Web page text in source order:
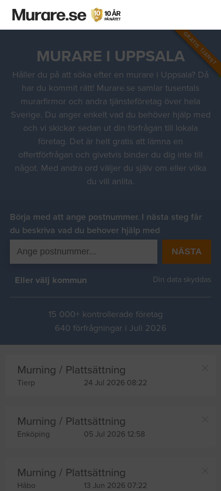
GRATIS TJÄNST
MURARE I UPPSALA
Håller du på att söka efter en murare i Uppsala? Då
har du kommit rätt! Murare.se samlar tusentals
murarfirmor och andra tjänsteföretag över hela
Sverige. Du anger enkelt vad du behöver hjälp med
och vi skickar sedan ut din förfrågan till lokala
företag. Det är helt gratis att lämna en
offertförfrågan och givetvis binder du dig inte till
något. Med andra ord väljer du själv om eller vilka
du vill anlita.
Börja med att ange postnummer. I nästa steg får
du beskriva vad du behover hjälp med
NÄSTA
Eller välj kommun Din data skyddas
15 000+ kontrollerade företag
640 förfrågningar i Juli 2026
Murning / Plattsättning
Tierp 24 Jul 2026 08:22
Murning / Plattsättning
Enköping 05 Jul 2026 12:58
Murning / Plattsättning
Håbo 13 Jun 2026 07:22